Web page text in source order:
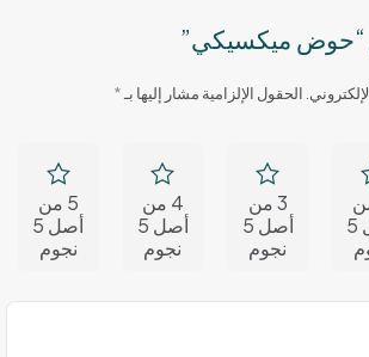
“حوض ميكسيكي”
الحقول الإلزامية مشار إليها بـ*
أصل 5
3 من
أصل 5
نجوم
4 من
أصل 5
نجوم
5 من
أصل 5
نجوم